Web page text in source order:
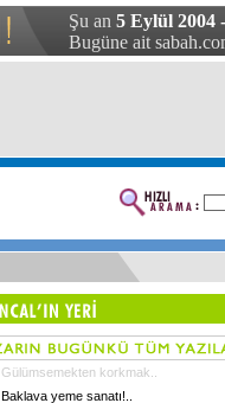
Şu an 5 Eylül 2004
Bugüne ait
Gülümsemekten korkmak..
Baklava yeme sanatı!..